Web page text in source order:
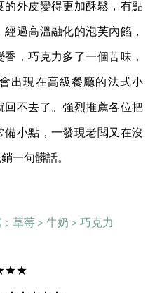
外皮變得更加酥鬆，有點
過高溫融化的泡芙內餡，
，巧克力多了一個苦味，
出現在高級餐廳的法式小
不去了。強烈推薦各位把
小點，一發現老闆又在沒
一句髒話。
草莓＞牛奶＞巧克力